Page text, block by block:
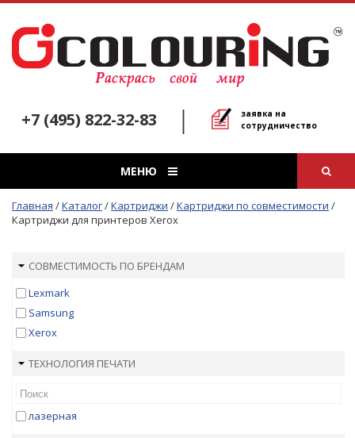
+7 (495) 822-32-83
заявка на
сотрудничество
МЕНЮ
Главная /Каталог/Картриджи /Картриджи по совместимости /
Картриджи для принтеров Xerox
СОВМЕСТИМОСТЬ ПО БРЕНДАМ
Lexmark
Samsung
Xerox
ТЕХНОЛОГИЯ ПЕЧАТИ
лазерная